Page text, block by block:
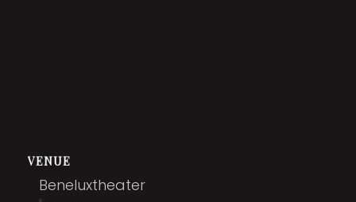
VENUE
Beneluxtheater